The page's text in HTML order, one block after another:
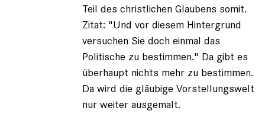
Teil des christlichen Glaubens somit.
Zitat: "Und vor diesem Hintergrund
versuchen Sie doch einmal das
Politische zu bestimmen." Da gibt es
überhaupt nichts mehr zu bestimmen.
Da wird die gläubige Vorstellungswelt
nur weiter ausgemalt.